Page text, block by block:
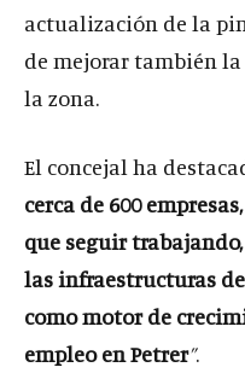
actualización de la
de mejorar también
la zona.
El concejal ha
cerca de 600
que seguir
las infraestructuras
como motor de
empleo en Petrer”.